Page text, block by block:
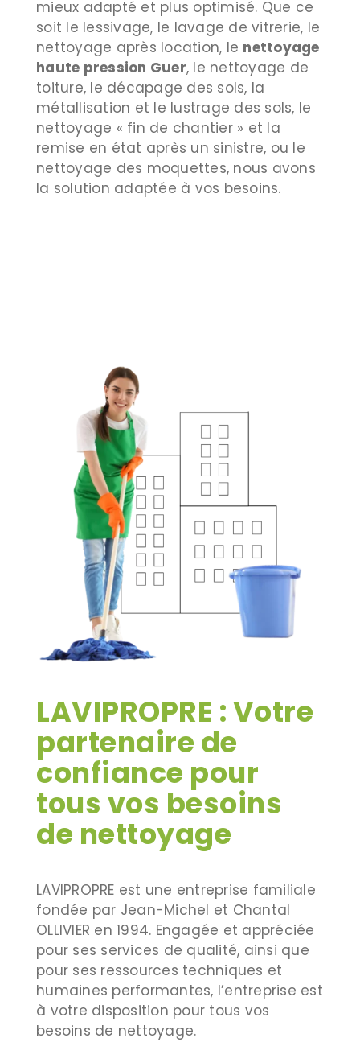
mieux adapté et plus optimisé. Que ce
soit le lessivage, le lavage de vitrerie, le
nettoyage après location, le nettoyage
haute pression Guer, le nettoyage de
toiture, le décapage des sols, la
métallisation et le lustrage des sols, le
nettoyage « fin de chantier » et la
remise en état après un sinistre, ou le
nettoyage des moquettes, nous avons
la solution adaptée à vos besoins.
LAVIPROPRE : Votre
partenaire de
confiance pour
tous vos besoins
de nettoyage
LAVIPROPRE est une entreprise familiale
fondée par Jean-Michel et Chantal
OLLIVIER en 1994. Engagée et appréciée
pour ses services de qualité, ainsi que
pour ses ressources techniques et
humaines performantes, l’entreprise est
à votre disposition pour tous vos
besoins de nettoyage.